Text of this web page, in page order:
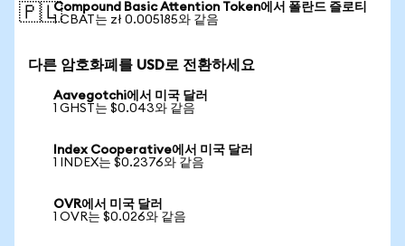
🇵🇱Compound Basic Attention Token에서 폴란드 즐로티
1 CBAT는 zł 0.005185와 같음
다른 암호화폐를 USD로 전환하세요
Aavegotchi에서 미국 달러
1 GHST는 $0.043와 같음
Index Cooperative에서 미국 달러
1 INDEX는 $0.2376와 같음
OVR에서 미국 달러
1 OVR는 $0.026와 같음